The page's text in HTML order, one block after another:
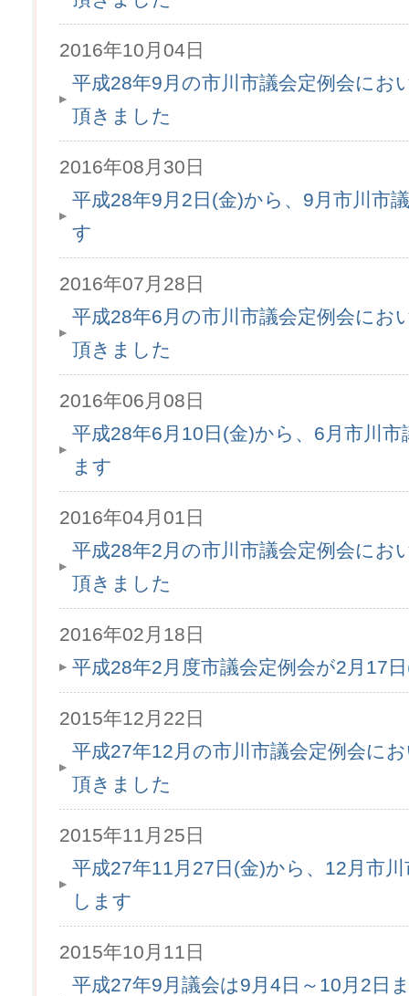
2016年10月04日
平成28年9月の市川市議会定例会にお
頂きました
2016年08月30日
平成28年9月2日(金)から、9月市川市
す
2016年07月28日
平成28年6月の市川市議会定例会にお
頂きました
2016年06月08日
平成28年6月10日(金)から、6月市川
ます
2016年04月01日
平成28年2月の市川市議会定例会にお
頂きました
2016年02月18日
平成28年2月度市議会定例会が2月17
2015年12月22日
平成27年12月の市川市議会定例会に
頂きました
2015年11月25日
平成27年11月27日(金)から、12月市
します
2015年10月11日
平成27年9月議会は9月4日～10月2日